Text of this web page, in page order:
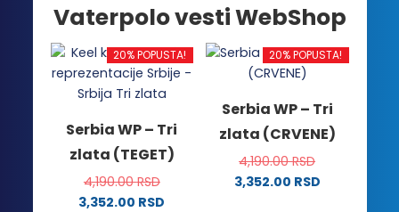
Vaterpolo vesti WebShop
20% POPUSTA!
Serbia WP – Tri
zlata (TEGET)
4,190.00RSD
3,352.00 RSD
20% POPUSTA!
Serbia WP – Tri
zlata (CRVENE)
4,190.00RSD
3,352.00 RSD